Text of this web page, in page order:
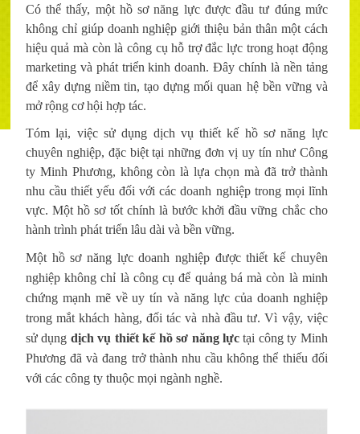
Có thể thấy, một hồ sơ năng lực được đầu tư đúng mức
không chỉ giúp doanh nghiệp giới thiệu bản thân một cách
hiệu quả mà còn là công cụ hỗ trợ đắc lực trong hoạt động
marketing và phát triển kinh doanh. Đây chính là nền tảng
để xây dựng niềm tin, tạo dựng mối quan hệ bền vững và
mở rộng cơ hội hợp tác.
Tóm lại, việc sử dụng dịch vụ thiết kế hồ sơ năng lực
chuyên nghiệp, đặc biệt tại những đơn vị uy tín như Công
ty Minh Phương, không còn là lựa chọn mà đã trở thành
nhu cầu thiết yếu đối với các doanh nghiệp trong mọi lĩnh
vực. Một hồ sơ tốt chính là bước khởi đầu vững chắc cho
hành trình phát triển lâu dài và bền vững.
Một hồ sơ năng lực doanh nghiệp được thiết kế chuyên
nghiệp không chỉ là công cụ để quảng bá mà còn là minh
chứng mạnh mẽ về uy tín và năng lực của doanh nghiệp
trong mắt khách hàng, đối tác và nhà đầu tư. Vì vậy, việc
sử dụng dịch vụ thiết kế hồ sơ năng lựctại công ty Minh
Phương đã và đang trở thành nhu cầu không thể thiếu đối
với các công ty thuộc mọi ngành nghề.